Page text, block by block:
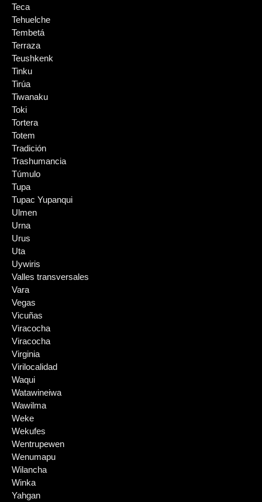
Teca
Tehuelche
Tembetá
Terraza
Teushkenk
Tinku
Tirúa
Tiwanaku
Toki
Tortera
Totem
Tradición
Trashumancia
Túmulo
Tupa
Tupac Yupanqui
Ulmen
Urna
Urus
Uta
Uywiris
Valles transversales
Vara
Vegas
Vicuñas
Viracocha
Viracocha
Virginia
Virilocalidad
Waqui
Watawineiwa
Wawilma
Weke
Wekufes
Wentrupewen
Wenumapu
Wilancha
Winka
Yahgan